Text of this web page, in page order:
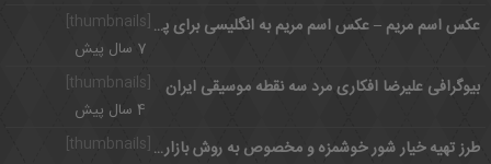
[thumbnails] عکس اسم مریم – عکس اسم مریم به انگلیسی برای پروفایل
7 سال پیش
بیوگرافی علیرضا افکاری مرد سه نقطه موسیقی ایران
4 سال پیش
طرز تهیه خیار شور خوشمزه و مخصوص به روش بازاری